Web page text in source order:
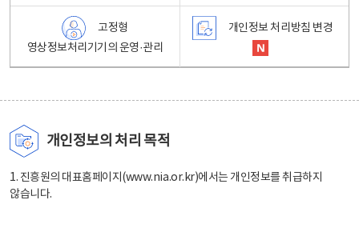
고정형
영상정보처리기기의 운영·관리
개인정보 처리방침 변경
개인정보의 처리 목적
1. 진흥원의 대표홈페이지(www.nia.or.kr)에서는 개인정보를 취급하지
않습니다.